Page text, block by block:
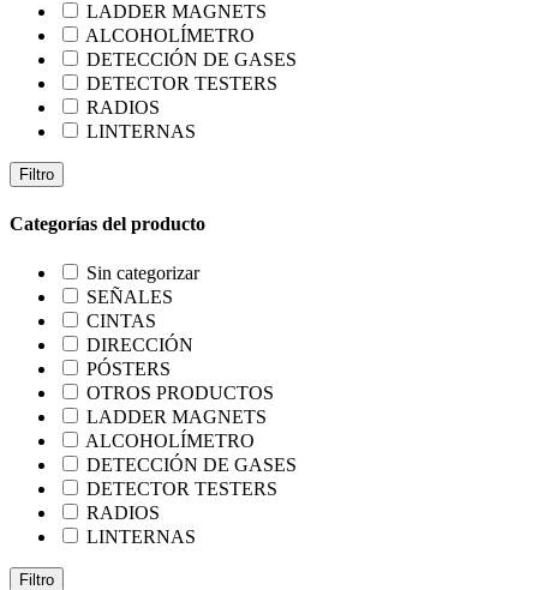
LADDER MAGNETS
ALCOHOLÍMETRO
DETECCIÓN DE GASES
DETECTOR TESTERS
RADIOS
LINTERNAS
Filtro
Categorías del producto
Sin categorizar
SEÑALES
CINTAS
DIRECCIÓN
PÓSTERS
OTROS PRODUCTOS
LADDER MAGNETS
ALCOHOLÍMETRO
DETECCIÓN DE GASES
DETECTOR TESTERS
RADIOS
LINTERNAS
Filtro